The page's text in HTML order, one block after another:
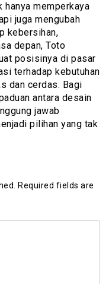
hanya memperkaya
juga mengubah
kebersihan,
depan, Toto
posisinya di pasar
terhadap kebutuhan
dan cerdas. Bagi
antara desain
jawab
pilihan yang tak
Required fields are